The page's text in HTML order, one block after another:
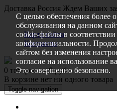
Доставка Россия Ждем Ваших
Карта сайта
Контакты
0 товаров — 0 руб.
В корзине нет ни одного товара
Toggle navigation
С целью обеспечения более
обслуживания на данном
cookie-файлы в
конфиденциальности.
сайтом без изменения
согласие на использование
Это совершенно безопасно.